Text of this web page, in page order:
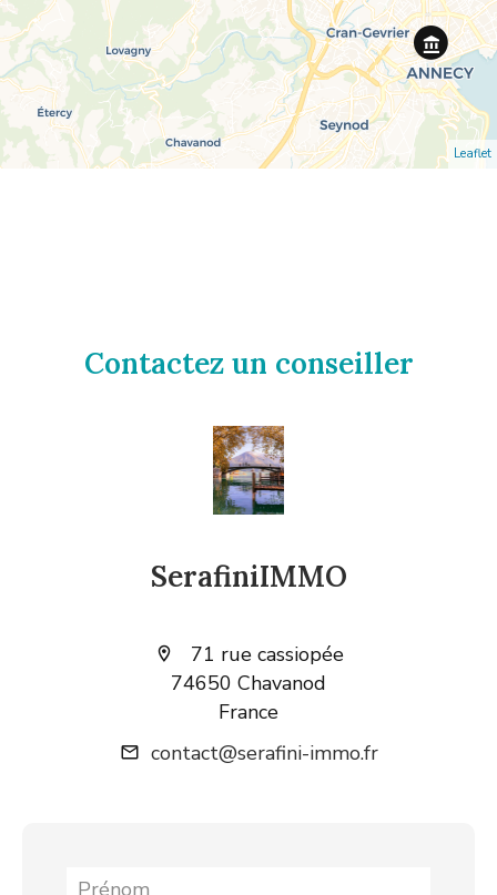
Leaflet
Contactez un conseiller
SerafiniIMMO
71 rue cassiopée
74650 Chavanod
France
contact@serafini-immo.fr